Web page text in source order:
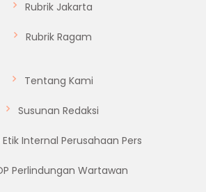
Rubrik Jakarta
Rubrik Ragam
Tentang Kami
Susunan Redaksi
Etik Internal Perusahaan Pers
Perlindungan Wartawan